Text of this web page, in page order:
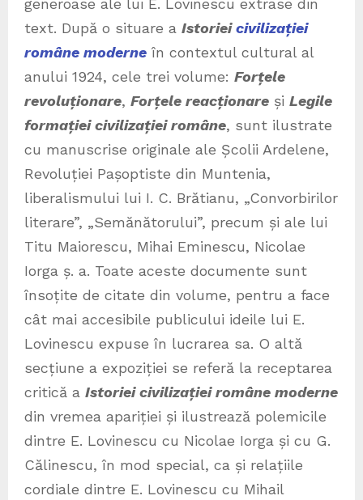
generoase ale lui E. Lovinescu extrase din
text. După o situare a Istorieicivilizației
române moderne în contextul cultural al
anului 1924, cele trei volume: Forțele
revoluționare, Forțele reacționare și Legile
formației civilizației române, sunt ilustrate
cu manuscrise originale ale Școlii Ardelene,
Revoluției Pașoptiste din Muntenia,
liberalismului lui I. C. Brătianu, „Convorbirilor
literare”, „Semănătorului”, precum și ale lui
Titu Maiorescu, Mihai Eminescu, Nicolae
Iorga ș. a. Toate aceste documente sunt
însoțite de citate din volume, pentru a face
cât mai accesibile publicului ideile lui E.
Lovinescu expuse în lucrarea sa. O altă
secțiune a expoziției se referă la receptarea
critică a Istoriei civilizației române moderne
din vremea apariției și ilustrează polemicile
dintre E. Lovinescu cu Nicolae Iorga și cu G.
Călinescu, în mod special, ca și relațiile
cordiale dintre E. Lovinescu cu Mihail